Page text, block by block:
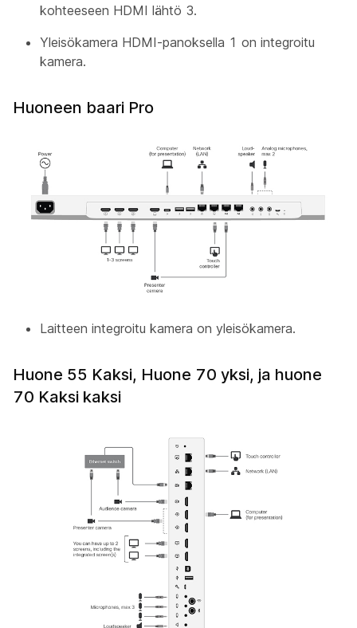
kohteeseen HDMI lähtö 3.
Yleisökamera HDMI-panoksella 1 on integroitu
kamera.
Huoneen baari Pro
Laitteen integroitu kamera on yleisökamera.
Huone 55 Kaksi, Huone 70 yksi, ja huone
70 Kaksi kaksi